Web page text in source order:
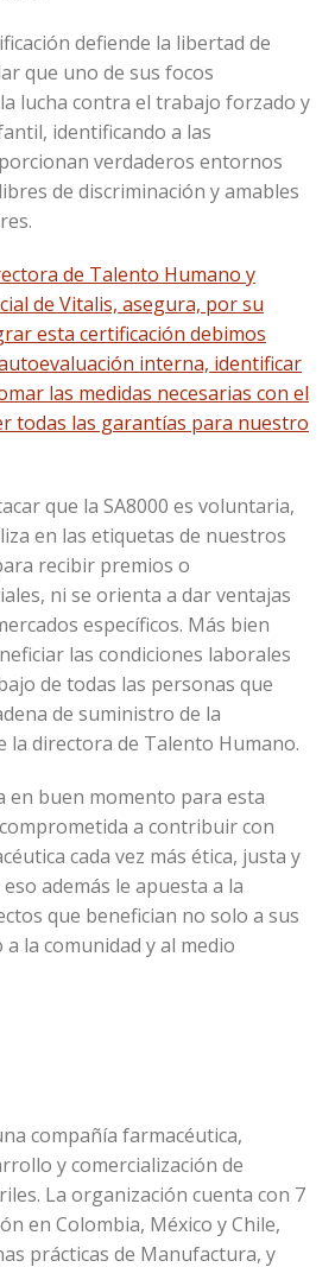
defiende la libertad de
que uno de sus focos
lucha contra el trabajo forzado y
identificando a las
verdaderos entornos
de discriminación y amables
de Talento Humano y
de Vitalis, asegura, por su
esta certificación debimos
interna, identificar
las medidas necesarias con el
todas las garantías para nuestro
que la SA8000 es voluntaria,
en las etiquetas de nuestros
recibir premios o
ni se orienta a dar ventajas
específicos. Más bien
las condiciones laborales
de todas las personas que
de suministro de la
la directora de Talento Humano.
en buen momento para esta
a contribuir con
cada vez más ética, justa y
además le apuesta a la
que benefician no solo a sus
la comunidad y al medio
compañía farmacéutica,
y comercialización de
La organización cuenta con 7
en Colombia, México y Chile,
prácticas de Manufactura, y